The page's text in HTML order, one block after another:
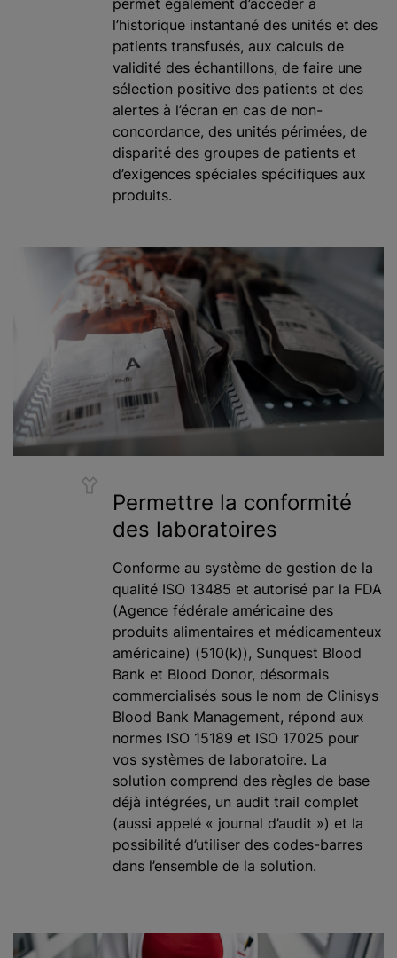
permet également d’accéder à
l’historique instantané des unités et des
patients transfusés, aux calculs de
validité des échantillons, de faire une
sélection positive des patients et des
alertes à l’écran en cas de non-
concordance, des unités périmées, de
disparité des groupes de patients et
d’exigences spéciales spécifiques aux
produits.
Permettre la conformité
des laboratoires
Conforme au système de gestion de la
qualité ISO 13485 et autorisé par la FDA
(Agence fédérale américaine des
produits alimentaires et médicamenteux
américaine) (510(k)), Sunquest Blood
Bank et Blood Donor, désormais
commercialisés sous le nom de Clinisys
Blood Bank Management, répond aux
normes ISO 15189 et ISO 17025 pour
vos systèmes de laboratoire. La
solution comprend des règles de base
déjà intégrées, un audit trail complet
(aussi appelé « journal d’audit ») et la
possibilité d’utiliser des codes-barres
dans l’ensemble de la solution.